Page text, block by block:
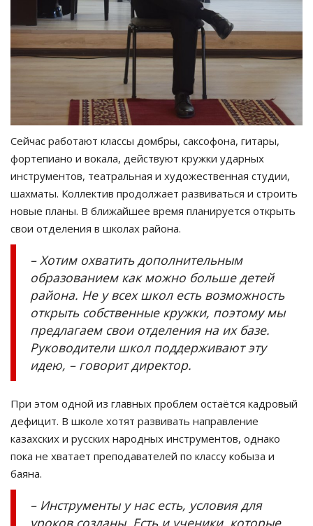
Сейчас работают классы домбры, саксофона, гитары,
фортепиано и вокала, действуют кружки ударных
инструментов, театральная и художественная студии,
шахматы. Коллектив продолжает развиваться и строить
новые планы. В ближайшее время планируется открыть
свои отделения в школах района.
– Хотим охватить дополнительным
образованием как можно больше детей
района. Не у всех школ есть возможность
открыть собственные кружки, поэтому мы
предлагаем свои отделения на их базе.
Руководители школ поддерживают эту
идею, – говорит директор.
При этом одной из главных проблем остаётся кадровый
дефицит. В школе хотят развивать направление
казахских и русских народных инструментов, однако
пока не хватает преподавателей по классу кобыза и
баяна.
– Инструменты у нас есть, условия для